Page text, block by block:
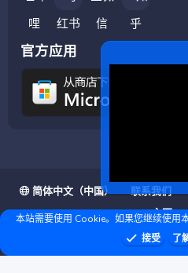
官方应用
简体中文（中国） 联系我们
主页
❤ © Copyright 2020–2026 基岩科技
本站需要使用 Cookie。如果您继续使用
接受
了